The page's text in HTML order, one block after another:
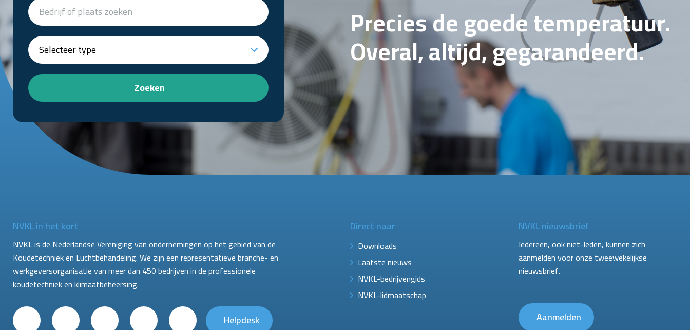
Zoeken
Precies de goede temperatuur.
Overal, altijd, gegarandeerd.
NVKL in het kort
NVKL is de Nederlandse Vereniging van ondernemingen op het gebied van de
Koudetechniek en Luchtbehandeling. We zijn een representatieve branche- en
werkgeversorganisatie van meer dan 450 bedrijven in de professionele
koudetechniek en klimaatbeheersing.
Helpdesk
Direct naar
Downloads
Laatste nieuws
NVKL-bedrijvengids
NVKL-lidmaatschap
NVKL nieuwsbrief
Iedereen, ook niet-leden, kunnen zich
aanmelden voor onze tweewekelijkse
nieuwsbrief.
Aanmelden